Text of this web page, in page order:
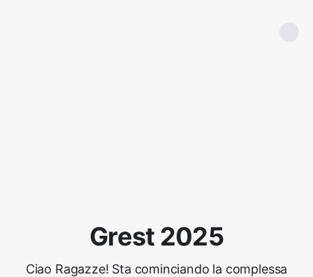
Grest 2025
Ciao Ragazze! Sta cominciando la complessa